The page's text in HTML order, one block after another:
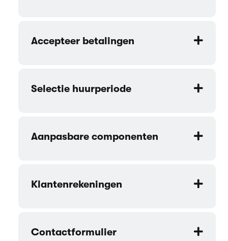
Accepteer betalingen
Selectie huurperiode
Aanpasbare componenten
Klantenrekeningen
Contactformulier